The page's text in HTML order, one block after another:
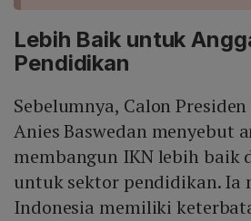
Lebih Baik untuk
Pendidikan
Sebelumnya, Calon
Anies Baswedan menyebut
membangun IKN lebih baik
untuk sektor pendidikan. Ia
Indonesia memiliki